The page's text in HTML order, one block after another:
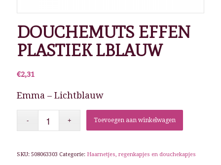
DOUCHEMUTS EFFEN
PLASTIEK LBLAUW
€2,31
Emma – Lichtblauw
Toevoegen aan winkelwagen
SKU: 508063303 Categorie: Haarnetjes, regenkapjes en douchekapjes